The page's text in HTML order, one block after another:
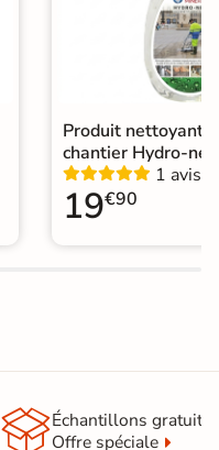
Produit nettoyant
chantier Hydro-net
1 avis
19€90
Échantillons gratuit
Offre spéciale